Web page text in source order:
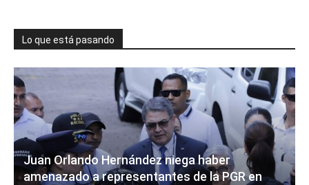
Lo que está pasando
Juan Orlando Hernández niega haber
amenazado a representantes de la PGR en